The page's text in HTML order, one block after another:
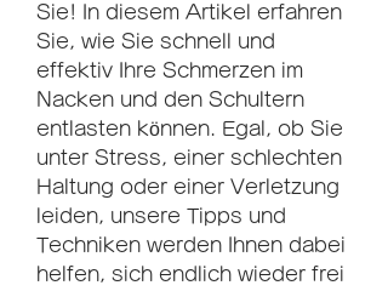
Sie! In diesem Artikel erfahren
Sie, wie Sie schnell und
effektiv Ihre Schmerzen im
Nacken und den Schultern
entlasten können. Egal, ob Sie
unter Stress, einer schlechten
Haltung oder einer Verletzung
leiden, unsere Tipps und
Techniken werden Ihnen dabei
helfen, sich endlich wieder frei